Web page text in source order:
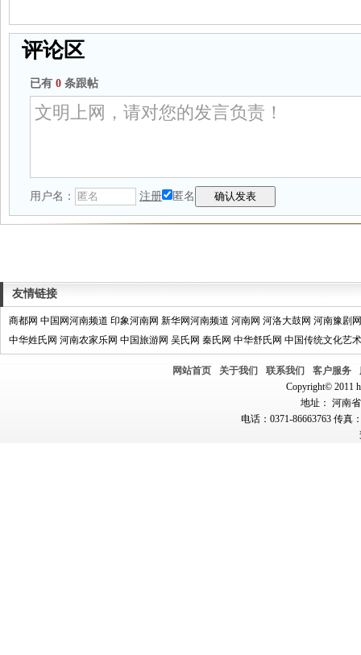
评论区
已有 0 条跟帖
用户名： 注册 匿名
友情链接
商都网 中国网河南频道 印象河南网 新华网河南频道 河南网 河洛大鼓网 河南豫剧网
中华姓氏网 河南农家乐网 中国旅游网 吴氏网 秦氏网 中华舒氏网 中国传统文化艺
网站首页 关于我们 联系我们 客户服务
Copyright© 2011
地址： 河南
电话：0371-86663763 传真